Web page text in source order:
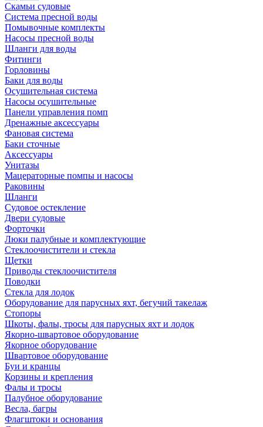
Скамьи судовые
Система пресной воды
Помывочные комплекты
Насосы пресной воды
Шланги для воды
Фитинги
Горловины
Баки для воды
Осушительная система
Насосы осушительные
Панели управления помп
Дренажные аксессуары
Фановая система
Баки сточные
Аксессуары
Унитазы
Мацераторные помпы и насосы
Раковины
Шланги
Судовое остекление
Двери судовые
Форточки
Люки палубные и комплектующие
Стеклоочистители и стекла
Щетки
Приводы стеклоочистителя
Поводки
Стекла для лодок
Оборудование для парусных яхт, бегучий такелаж
Стопоры
Шкоты, фалы, тросы для парусных яхт и лодок
Якорно-швартовое оборудование
Якорное оборудование
Швартовое оборудование
Буи и кранцы
Корзины и крепления
Фалы и тросы
Палубное оборудование
Весла, багры
Флагштоки и основания